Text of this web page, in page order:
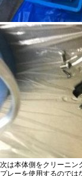
次は本体側をクリーニン
プレーを使用するのでは